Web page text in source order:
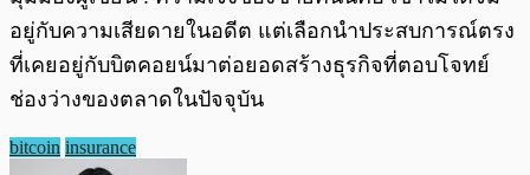
อยู่กับความเสียดายในอดีต แต่เลือกนำประสบการณ์ตรง
ที่เคยอยู่กับบิตคอยน์มาต่อยอดสร้างธุรกิจที่ตอบโจทย์
ช่องว่างของตลาดในปัจจุบัน
bitcoin insurance